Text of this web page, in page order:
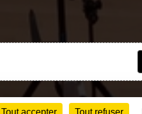
Tout accepter Tout refuser